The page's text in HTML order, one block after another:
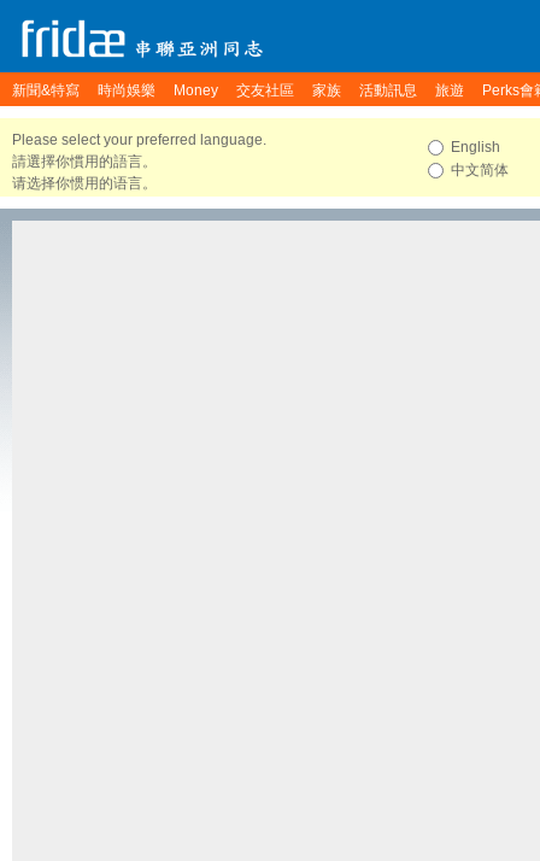
新聞&特寫 時尚娛樂 Money 交友社區 家族 活動訊息 旅遊 Perks會
Please select your preferred language.
請選擇你慣用的語言。
请选择你惯用的语言。
English
中文简体